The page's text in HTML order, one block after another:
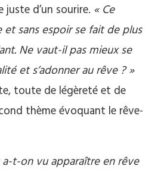
juste d’un sourire. « Ce
sans espoir se fait de plus
Ne vaut-il pas mieux se
et s’adonner au rêve ? »
toute de légèreté et de
thème évoquant le rêve-
t-on vu apparaître en rêve